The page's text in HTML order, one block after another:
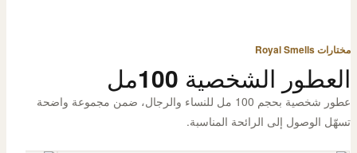
مختارات Royal Smells
العطور الشخصية 100مل
عطور شخصية بحجم 100 مل للنساء والرجال، ضمن مجموعة واضحة
تسهّل الوصول إلى الرائحة المناسبة.